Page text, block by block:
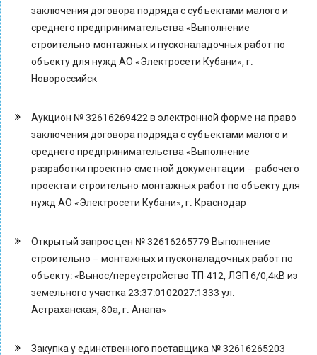
заключения договора подряда с субъектами малого и
среднего предпринимательства «Выполнение
строительно-монтажных и пусконаладочных работ по
объекту для нужд АО «Электросети Кубани», г.
Новороссийск
Аукцион № 32616269422 в электронной форме на право
заключения договора подряда с субъектами малого и
среднего предпринимательства «Выполнение
разработки проектно-сметной документации – рабочего
проекта и строительно-монтажных работ по объекту для
нужд АО «Электросети Кубани», г. Краснодар
Открытый запрос цен № 32616265779 Выполнение
строительно – монтажных и пусконаладочных работ по
объекту: «Вынос/переустройство ТП-412, ЛЭП 6/0,4кВ из
земельного участка 23:37:0102027:1333 ул.
Астраханская, 80а, г. Анапа»
Закупка у единственного поставщика № 32616265203